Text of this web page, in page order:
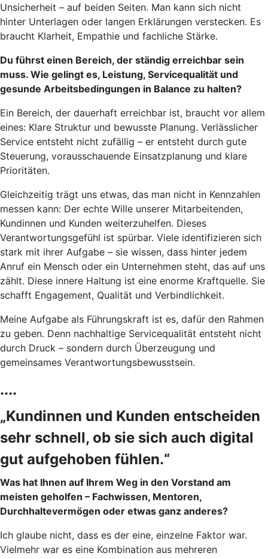
Unsicherheit – auf beiden Seiten. Man kann sich nicht
hinter Unterlagen oder langen Erklärungen verstecken. Es
braucht Klarheit, Empathie und fachliche Stärke.
Du führst einen Bereich, der ständig erreichbar sein
muss. Wie gelingt es, Leistung, Servicequalität und
gesunde Arbeitsbedingungen in Balance zu halten?
Ein Bereich, der dauerhaft erreichbar ist, braucht vor allem
eines: Klare Struktur und bewusste Planung. Verlässlicher
Service entsteht nicht zufällig – er entsteht durch gute
Steuerung, vorausschauende Einsatzplanung und klare
Prioritäten.
Gleichzeitig trägt uns etwas, das man nicht in Kennzahlen
messen kann: Der echte Wille unserer Mitarbeitenden,
Kundinnen und Kunden weiterzuhelfen. Dieses
Verantwortungsgefühl ist spürbar. Viele identifizieren sich
stark mit ihrer Aufgabe – sie wissen, dass hinter jedem
Anruf ein Mensch oder ein Unternehmen steht, das auf uns
zählt. Diese innere Haltung ist eine enorme Kraftquelle. Sie
schafft Engagement, Qualität und Verbindlichkeit.
Meine Aufgabe als Führungskraft ist es, dafür den Rahmen
zu geben. Denn nachhaltige Servicequalität entsteht nicht
durch Druck – sondern durch Überzeugung und
gemeinsames Verantwortungsbewusstsein.
....
„Kundinnen und Kunden entscheiden
sehr schnell, ob sie sich auch digital
gut aufgehoben fühlen.“
Was hat Ihnen auf Ihrem Weg in den Vorstand am
meisten geholfen – Fachwissen, Mentoren,
Durchhaltevermögen oder etwas ganz anderes?
Ich glaube nicht, dass es der eine, einzelne Faktor war.
Vielmehr war es eine Kombination aus mehreren